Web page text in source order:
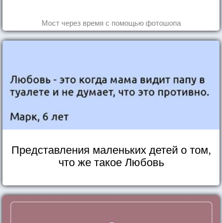
Мост через время с помощью фотошопа
Представления маленьких детей о том,
что же такое Любовь